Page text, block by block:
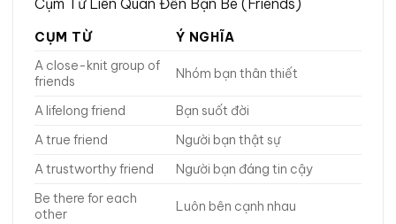
CỤM TỪ
Ý NGHĨA
A close-knit group of
friends
Nhóm bạn thân thiết
A lifelong friend
Bạn suốt đời
A true friend
Người bạn thật sự
A trustworthy friend
Người bạn đáng tin cậy
Be there for each
other
Luôn bên cạnh nhau